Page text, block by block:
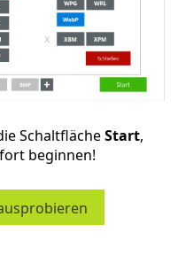
SchaltflächeStart,
beginnen!